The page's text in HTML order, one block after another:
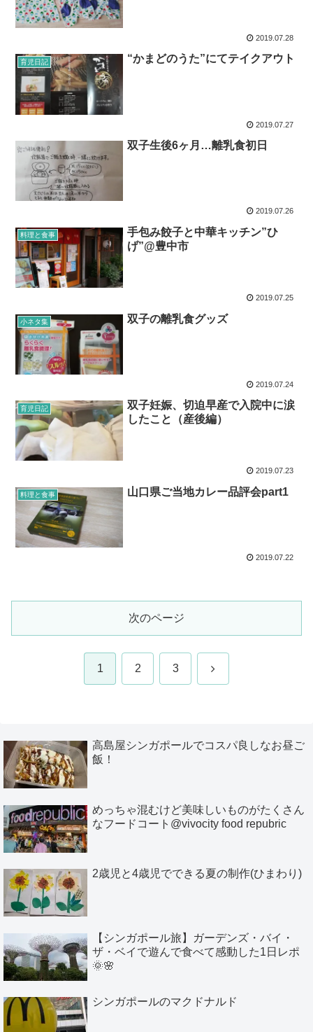
2019.07.28
育児日記 “かまどのうた”にてテイクアウト
2019.07.27
双子生後6ヶ月…離乳食初日
2019.07.26
料理と食事
手包み餃子と中華キッチン”ひ
げ”@豊中市
2019.07.25
小ネタ集 双子の離乳食グッズ
2019.07.24
育児日記
双子妊娠、切迫早産で入院中に涙
したこと（産後編）
2019.07.23
料理と食事 山口県ご当地カレー品評会part1
2019.07.22
次のページ
1 2 3 次
高島屋シンガポールでコスパ良しなお昼ご
飯！
めっちゃ混むけど美味しいものがたくさん
なフードコート@vivocity food repubric
2歳児と4歳児でできる夏の制作(ひまわり)
【シンガポール旅】ガーデンズ・バイ・
ザ・ベイで遊んで食べて感動した1日レポ
🌞🌸
シンガポールのマクドナルド